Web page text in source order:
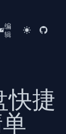
编
辑
快捷